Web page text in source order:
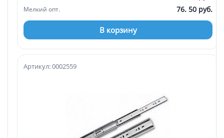
Мелкий опт. 76. 50 руб.
В корзину
Артикул: 0002559